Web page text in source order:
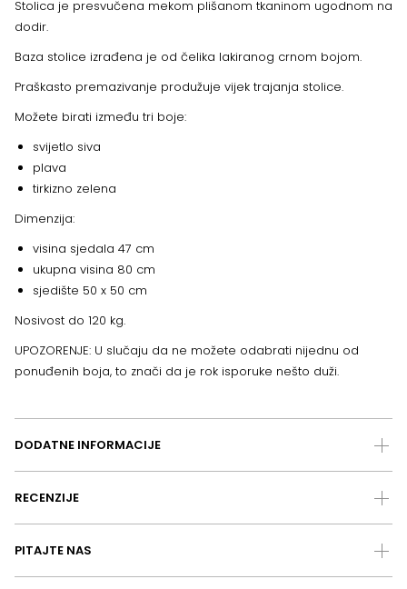
Stolica je presvučena mekom plišanom tkaninom ugodnom na
dodir.
Baza stolice izrađena je od čelika lakiranog crnom bojom.
Praškasto premazivanje produžuje vijek trajanja stolice.
Možete birati između tri boje:
svijetlo siva
plava
tirkizno zelena
Dimenzija:
visina sjedala 47 cm
ukupna visina 80 cm
sjedište 50 x 50 cm
Nosivost do 120 kg.
UPOZORENJE: U slučaju da ne možete odabrati nijednu od
ponuđenih boja, to znači da je rok isporuke nešto duži.
DODATNE INFORMACIJE
RECENZIJE
PITAJTE NAS